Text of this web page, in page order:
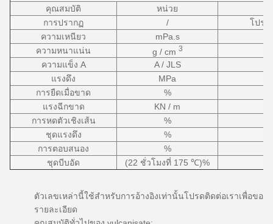
คุณสมบัติ
หน่วย
การปรากฏ
/
โปร่ง
ความเหนียว
mPa.s
ความหนาแน่น
g / cm 3
ความแข็ง A
A / JLS
แรงดึง
MPa
การยืดเมื่อขาด
%
แรงฉีกขาด
KN / m
การหดตัวเชิงเส้น
%
ชุดแรงดึง
%
การตอบสนอง
%
ชุดบีบอัด
(22 ชั่วโมงที่ 175 ℃)%
ตัวเลขเหล่านี้ใช้สำหรับการอ้างอิงเท่านั้นโปรดติดต่อเราเพื่อขอ
รายละเอียด